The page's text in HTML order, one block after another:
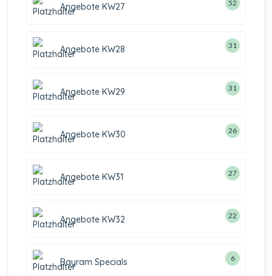
Angebote KW27 52
Angebote KW28 31
Angebote KW29 31
Angebote KW30 26
Angebote KW31 27
Angebote KW32 22
Bayram Specials 6